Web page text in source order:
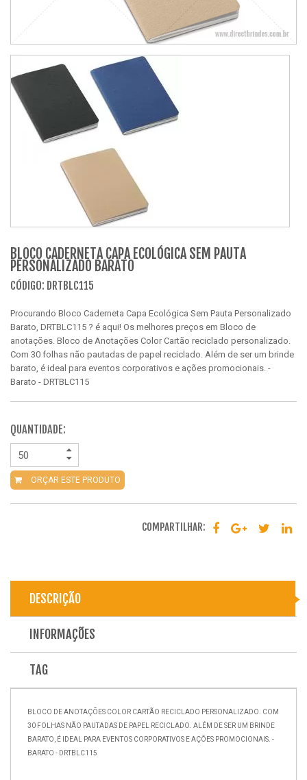
BLOCO CADERNETA CAPA ECOLÓGICA SEM PAUTA
PERSONALIZADO BARATO
CÓDIGO: DRTBLC115
Procurando Bloco Caderneta Capa Ecológica Sem Pauta Personalizado
Barato, DRTBLC115 ? é aqui! Os melhores preços em Bloco de
anotações. Bloco de Anotações Color Cartão reciclado personalizado.
Com 30 folhas não pautadas de papel reciclado. Além de ser um brinde
barato, é ideal para eventos corporativos e ações promocionais. -
Barato - DRTBLC115
QUANTIDADE:
ORÇAR ESTE PRODUTO
COMPARTILHAR:
DESCRIÇÃO
INFORMAÇÕES
TAG
BLOCO DE ANOTAÇÕES COLOR CARTÃO RECICLADO PERSONALIZADO. COM
30 FOLHAS NÃO PAUTADAS DE PAPEL RECICLADO. ALÉM DE SER UM BRINDE
BARATO, É IDEAL PARA EVENTOS CORPORATIVOS E AÇÕES PROMOCIONAIS. -
BARATO - DRTBLC115